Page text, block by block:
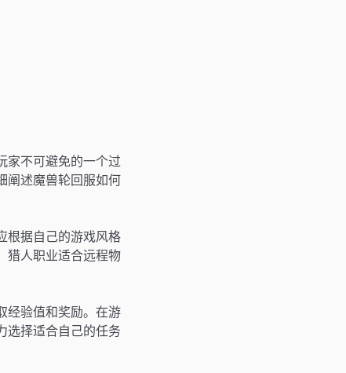
家不可避免的一个过
阐述魔兽轮回服如何
根据自己的游戏风格
猎人职业适合远程物
经验值和奖励。在游
选择适合自己的任务